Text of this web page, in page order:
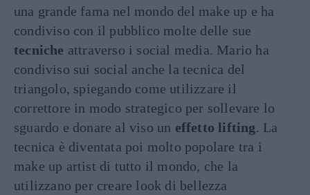
una grande fama nel mondo del make up e ha
condiviso con il pubblico molte delle sue
tecniche attraverso i social media. Mario ha
condiviso sui social anche la tecnica del
triangolo, spiegando come utilizzare il
correttore in modo strategico per sollevare lo
sguardo e donare al viso un effetto lifting. La
tecnica è diventata poi molto popolare tra i
make up artist di tutto il mondo, che la
utilizzano per creare look di bellezza